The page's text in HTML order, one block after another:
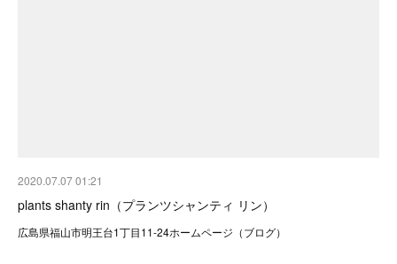
2020.07.07 01:21
plants shanty rin（プランツシャンティ リン）
広島県福山市明王台1丁目11-24ホームページ（ブログ）